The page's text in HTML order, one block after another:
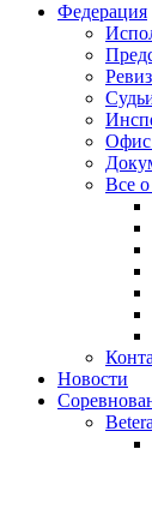
Федерация
Все о
Новости